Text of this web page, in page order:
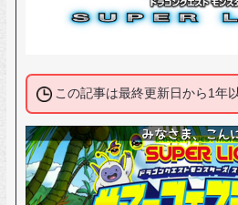
この記事は最終更新日から1年